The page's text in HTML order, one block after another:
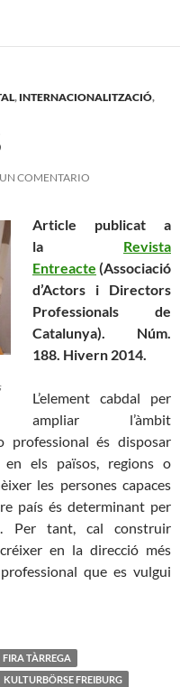
, INTERNACIONALITZACIÓ,
COMENTARIO
Article publicat a
la Revista
Entreacte (Associació
d’Actors i Directors
Professionals de
Catalunya). Núm.
188. Hivern 2014.
L’element cabdal per
ampliar l’àmbit
professional és disposar
en els països, regions o
les persones capaces
país és determinant per
Per tant, cal construir
en la direcció més
que es vulgui
Fires
FIRA TÀRREGA
KULTURBÖRSE FREIBURG